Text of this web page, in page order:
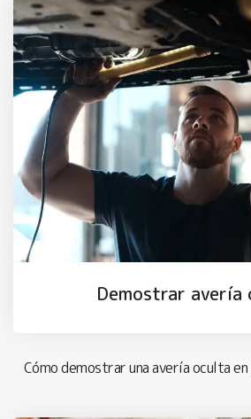
Demostrar avería
Cómo demostrar una avería oculta